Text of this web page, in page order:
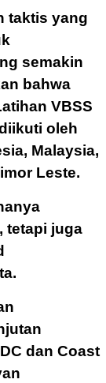
taktis yang
semakin
bahwa
VBSS
oleh
Malaysia,
Leste.
tetapi juga
dan Coast